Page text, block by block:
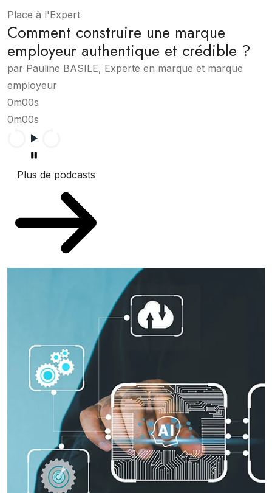
Place à l'Expert
Comment construire une marque
employeur authentique et crédible ?
par Pauline BASILE, Experte en marque et marque
employeur
0m00s
0m00s
Plus de podcasts